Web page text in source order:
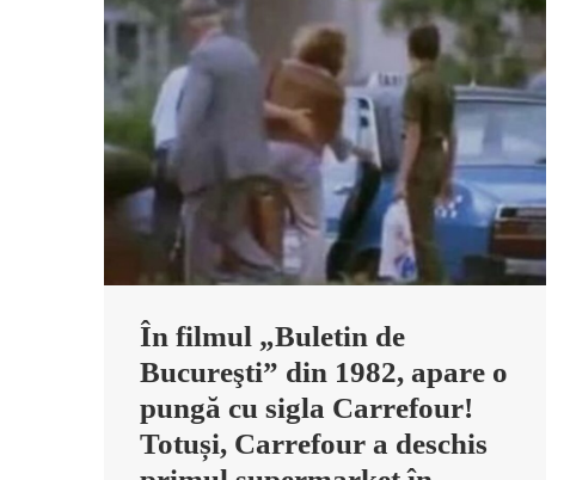
În filmul „Buletin de
Bucureşti” din 1982, apare o
pungă cu sigla Carrefour!
Totuși, Carrefour a deschis